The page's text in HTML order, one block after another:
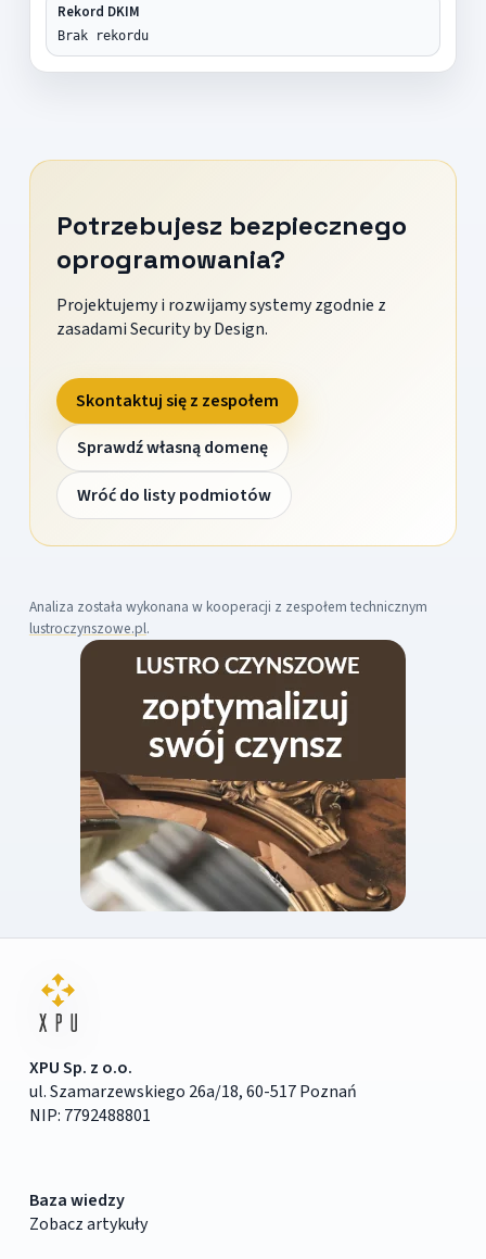
Rekord DKIM
Brak rekordu
Potrzebujesz bezpiecznego
oprogramowania?
Projektujemy i rozwijamy systemy zgodnie z
zasadami Security by Design.
Skontaktuj się z zespołem
Sprawdź własną domenę
Wróć do listy podmiotów
Analiza została wykonana w kooperacji z zespołem technicznym
lustroczynszowe.pl.
XPU Sp. z o.o.
ul. Szamarzewskiego 26a/18, 60-517 Poznań
NIP: 7792488801
Baza wiedzy
Zobacz artykuły